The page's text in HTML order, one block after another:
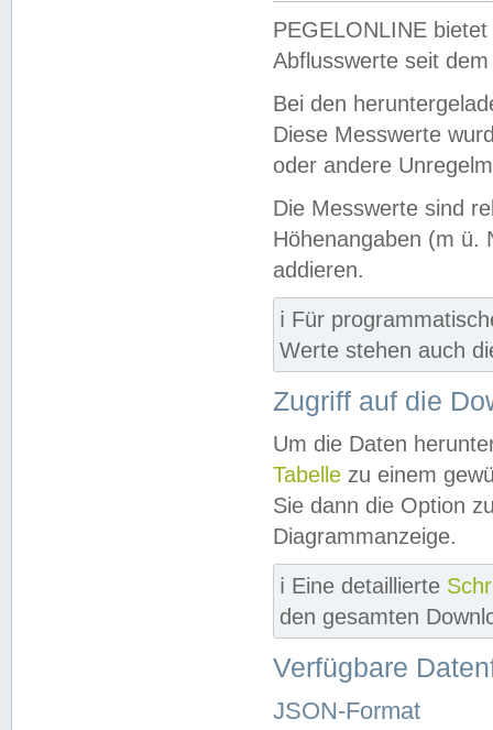
PEGELONLINE
Abflusswerte seit
Bei den
Diese Messwerte
oder andere
Die Messwerte sind
Höhenangaben (m ü.
addieren.
ℹ️ Für
Werte stehen auch
Zugriff auf die
Um die Daten
Tabelle zu einem
Sie dann die Option
Diagrammanzeige.
ℹ️ Eine detaillierte
den gesamten
Verfügbare
JSON-Format